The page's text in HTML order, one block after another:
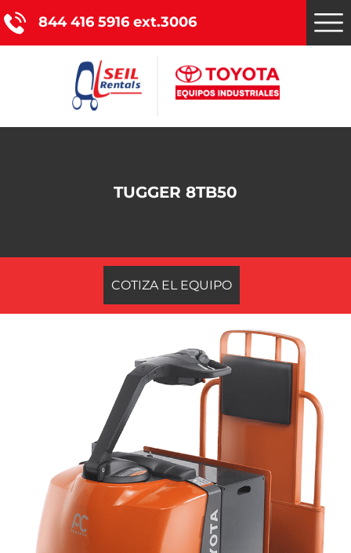
844 416 5916 ext.3006
Promociones
TUGGER 8TB50
COTIZA EL EQUIPO